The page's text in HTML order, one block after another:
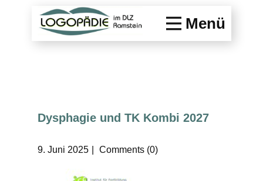
Menü
Dysphagie und TK Kombi 2027
9. Juni 2025 Comments (0)